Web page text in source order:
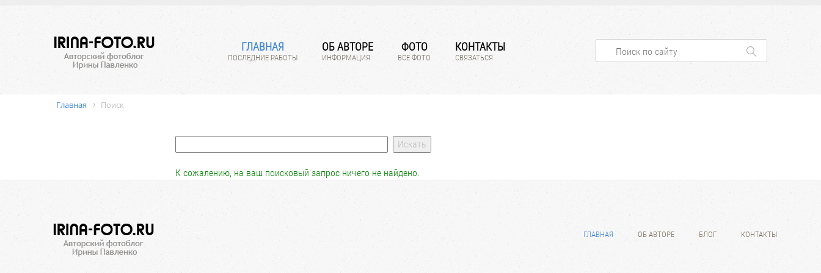
ГЛАВНАЯ
ПОСЛЕДНИЕ РАБОТЫ
ОБ АВТОРЕ
ИНФОРМАЦИЯ
ФОТО
ВСЕ ФОТО
КОНТАКТЫ
СВЯЗАТЬСЯ
Главная Поиск
К сожалению, на ваш поисковый запрос ничего не найдено.
ГЛАВНАЯ ОБ АВТОРЕ БЛОГ КОНТАКТЫ